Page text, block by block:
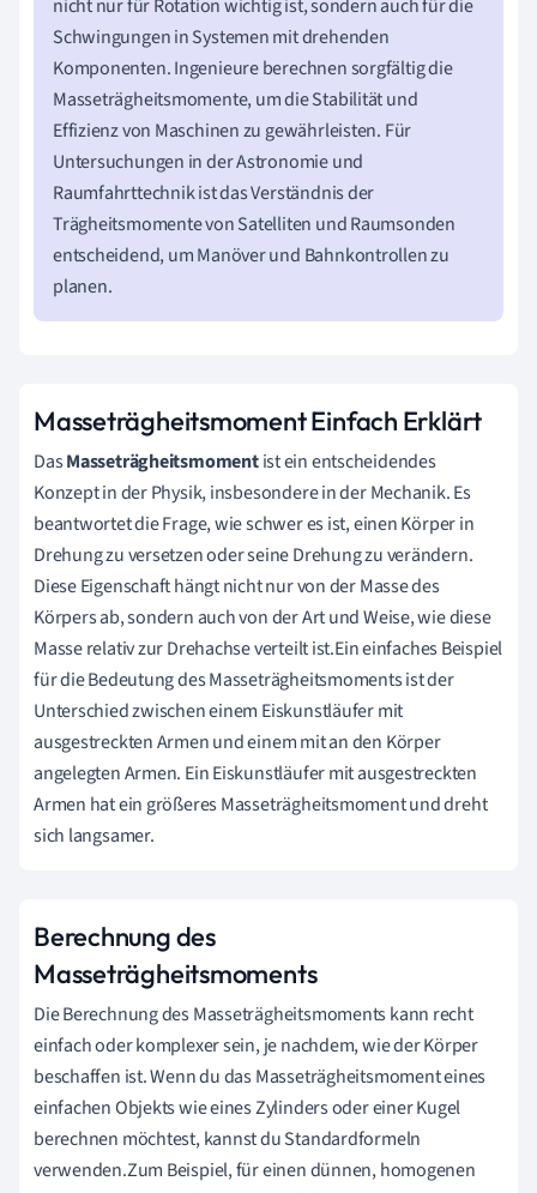
nicht nur für Rotation wichtig ist, sondern auch für die
Schwingungen in Systemen mit drehenden
Komponenten. Ingenieure berechnen sorgfältig die
Masseträgheitsmomente, um die Stabilität und
Effizienz von Maschinen zu gewährleisten. Für
Untersuchungen in der Astronomie und
Raumfahrttechnik ist das Verständnis der
Trägheitsmomente von Satelliten und Raumsonden
entscheidend, um Manöver und Bahnkontrollen zu
planen.
Masseträgheitsmoment Einfach Erklärt
DasMasseträgheitsmomentist ein entscheidendes
Konzept in der Physik, insbesondere in der Mechanik. Es
beantwortet die Frage, wie schwer es ist, einen Körper in
Drehung zu versetzen oder seine Drehung zu verändern.
Diese Eigenschaft hängt nicht nur von der Masse des
Körpers ab, sondern auch von der Art und Weise, wie diese
Masse relativ zur Drehachse verteilt ist.Ein einfaches Beispiel
für die Bedeutung des Masseträgheitsmoments ist der
Unterschied zwischen einem Eiskunstläufer mit
ausgestreckten Armen und einem mit an den Körper
angelegten Armen. Ein Eiskunstläufer mit ausgestreckten
Armen hat ein größeres Masseträgheitsmoment und dreht
sich langsamer.
Berechnung des
Masseträgheitsmoments
Die Berechnung des Masseträgheitsmoments kann recht
einfach oder komplexer sein, je nachdem, wie der Körper
beschaffen ist. Wenn du das Masseträgheitsmoment eines
einfachen Objekts wie eines Zylinders oder einer Kugel
berechnen möchtest, kannst du Standardformeln
verwenden.Zum Beispiel, für einen dünnen, homogenen